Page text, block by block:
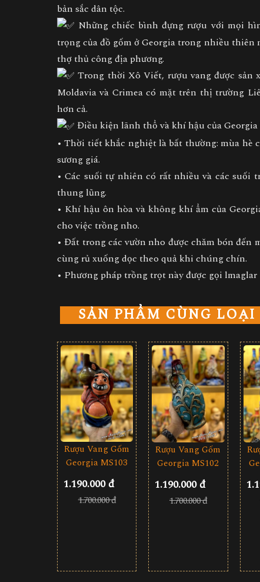
bản sắc dân tộc.
Những chiếc bình đựng rượu với mọi
trọng của đồ gốm ở Georgia trong nhiều thiên
thợ thủ công địa phương.
Trong thời Xô Viết, rượu vang được sản
Moldavia và Crimea có mặt trên thị trường
hơn cả.
Điều kiện lãnh thổ và khí hậu của
• Thời tiết khắc nghiệt là bất thường: mùa hè
sương giá.
• Các suối tự nhiên có rất nhiều và các suối
thung lũng.
• Khí hậu ôn hòa và không khí ẩm của
cho việc trồng nho.
• Đất trong các vườn nho được chăm bón đến
cùng rủ xuống dọc theo quả khi chúng chín.
• Phương pháp trồng trọt này được gọi lmaglar
SẢN PHẨM CÙNG LOẠI
Rượu Vang Gốm
Georgia MS103
1.190.000 đ
1.700.000 đ
Rượu Vang Gốm
Georgia MS102
1.190.000 đ
1.700.000 đ